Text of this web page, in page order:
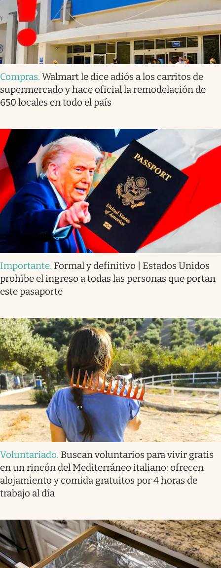
Compras. Walmart le dice adiós a los carritos de
supermercado y hace oficial la remodelación de
650 locales en todo el país
Importante. Formal y definitivo | Estados Unidos
prohíbe el ingreso a todas las personas que portan
este pasaporte
Voluntariado. Buscan voluntarios para vivir gratis
en un rincón del Mediterráneo italiano: ofrecen
alojamiento y comida gratuitos por 4 horas de
trabajo al día